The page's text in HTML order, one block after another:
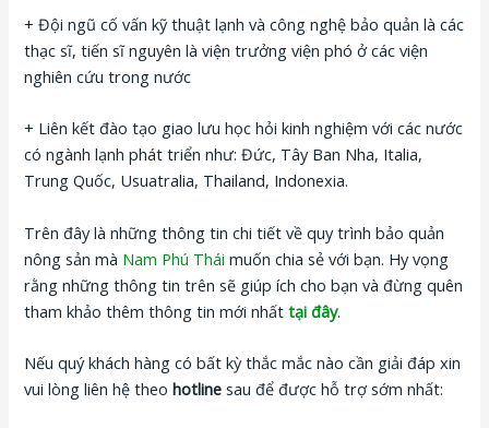
+ Đội ngũ cố vấn kỹ thuật lạnh và công nghệ bảo quản là các
thạc sĩ, tiến sĩ nguyên là viện trưởng viện phó ở các viện
nghiên cứu trong nước
+ Liên kết đào tạo giao lưu học hỏi kinh nghiệm với các nước
có ngành lạnh phát triển như: Đức, Tây Ban Nha, Italia,
Trung Quốc, Usuatralia, Thailand, Indonexia.
Trên đây là những thông tin chi tiết về quy trình bảo quản
nông sản mà Nam Phú Thái muốn chia sẻ với bạn. Hy vọng
rằng những thông tin trên sẽ giúp ích cho bạn và đừng quên
tham khảo thêm thông tin mới nhất tại đây.
Nếu quý khách hàng có bất kỳ thắc mắc nào cần giải đáp xin
vui lòng liên hệ theohotline sau để được hỗ trợ sớm nhất: